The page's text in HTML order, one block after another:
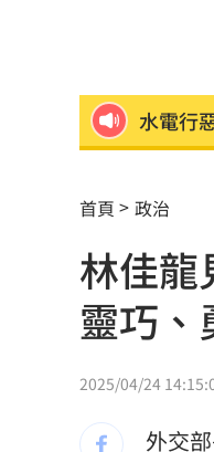
日男大
滴管灌
班鐵翔
小股民
愷樂認
首頁 政治
林佳
靈巧、
2025/04/24
外交